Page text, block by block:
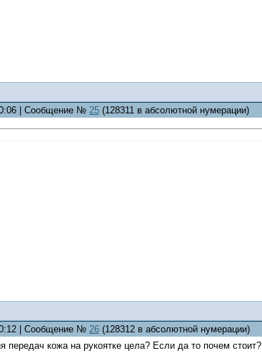
| Сообщение № 25 (128311 в абсолютной нумерации)
| Сообщение № 26 (128312 в абсолютной нумерации)
передач кожа на рукоятке цела? Если да то почем стоит?